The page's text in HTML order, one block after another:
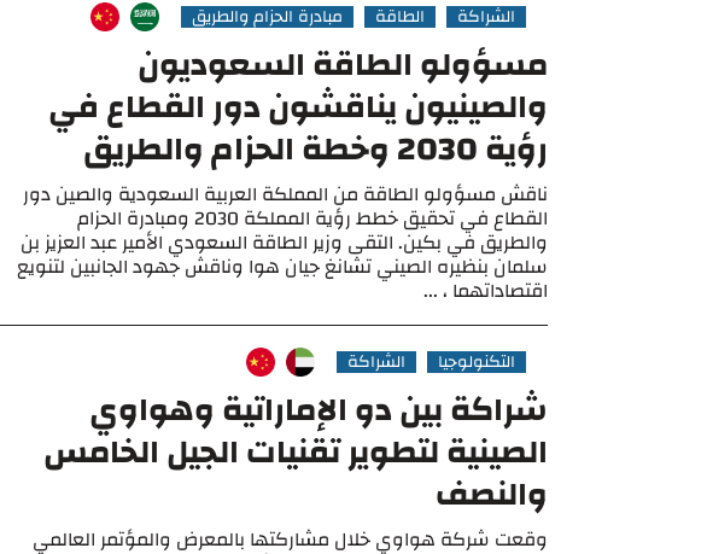
الشراكة الطاقة مبادرة الحزام والطريق
مسؤولو الطاقة السعوديون
والصينيون يناقشون دور القطاع في
رؤية 2030 وخطة الحزام والطريق
ناقش مسؤولو الطاقة من المملكة العربية السعودية والصين دور
القطاع في تحقيق خطط رؤية المملكة 2030 ومبادرة الحزام
والطريق في بكين. التقى وزير الطاقة السعودي الأمير عبد العزيز بن
سلمان بنظيره الصيني تشانغ جيان هوا وناقش جهود الجانبين لتنويع
اقتصاداتهما ، ...
التكنولوجيا الشراكة
شراكة بين دو الإماراتية وهواوي
الصينية لتطوير تقنيات الجيل الخامس
والنصف
وقعت شركة هواوي خلال مشاركتها بالمعرض والمؤتمر العالمي